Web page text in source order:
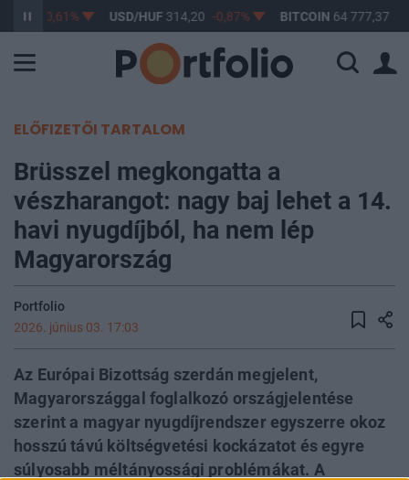
-0,61% USD/HUF314,20 -0,87% BITCOIN64 777,37
ELŐFIZETŐI TARTALOM
Brüsszel megkongatta a
vészharangot: nagy baj lehet a 14.
havi nyugdíjból, ha nem lép
Magyarország
Portfolio
2026. június 03. 17:03
Az Európai Bizottság szerdán megjelent,
Magyarországgal foglalkozó országjelentése
szerint a magyar nyugdíjrendszer egyszerre okoz
hosszú távú költségvetési kockázatot és egyre
súlyosabb méltányossági problémákat. A